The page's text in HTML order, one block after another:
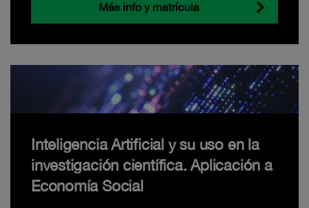
Más info y matrícula
Inteligencia Artificial y su uso en la
investigación científica. Aplicación a
Economía Social